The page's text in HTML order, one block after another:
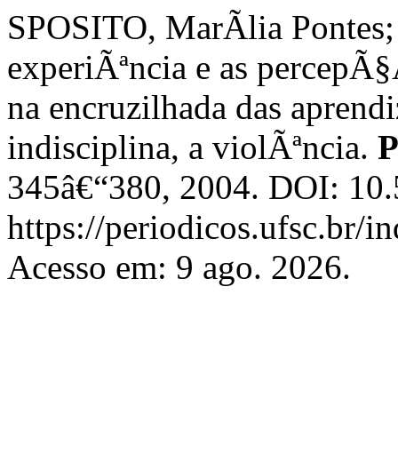
SPOSITO, MarÃ­lia
experiÃªncia e as
na encruzilhada das
indisciplina, a violÃªncia.
345â€“380, 2004. DOI:
https://periodicos.ufsc.br/
Acesso em: 9 ago. 2026.